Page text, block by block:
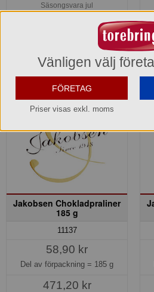
Säsongsvara jul
Beställningsbar senare
Jakobsen Chokladpraliner
185 g
11137
58,90 kr
Del av förpackning = 185 g
471,20 kr
Vänligen välj
FÖRETAG
Priser visas exkl. moms